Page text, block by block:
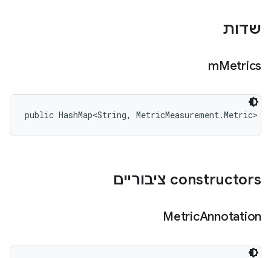
שדות
mMetrics
public HashMap<String, MetricMeasurement.Metric>
‫constructors ציבוריים
MetricAnnotation